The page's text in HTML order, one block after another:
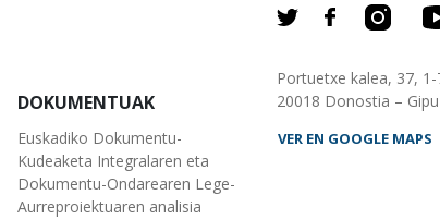
DOKUMENTUAK
Euskadiko Dokumentu-
Kudeaketa Integralaren eta
Dokumentu-Ondarearen Lege-
Aurreproiektuaren analisia
Portuetxe kalea, 37, 1-
20018 Donostia –
VER EN GOOGLE MAPS